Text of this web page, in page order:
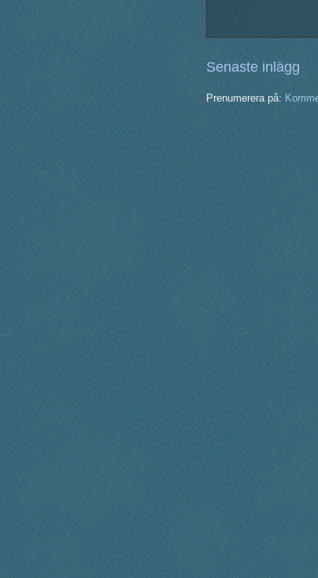
Senaste inlägg
Prenumerera på: